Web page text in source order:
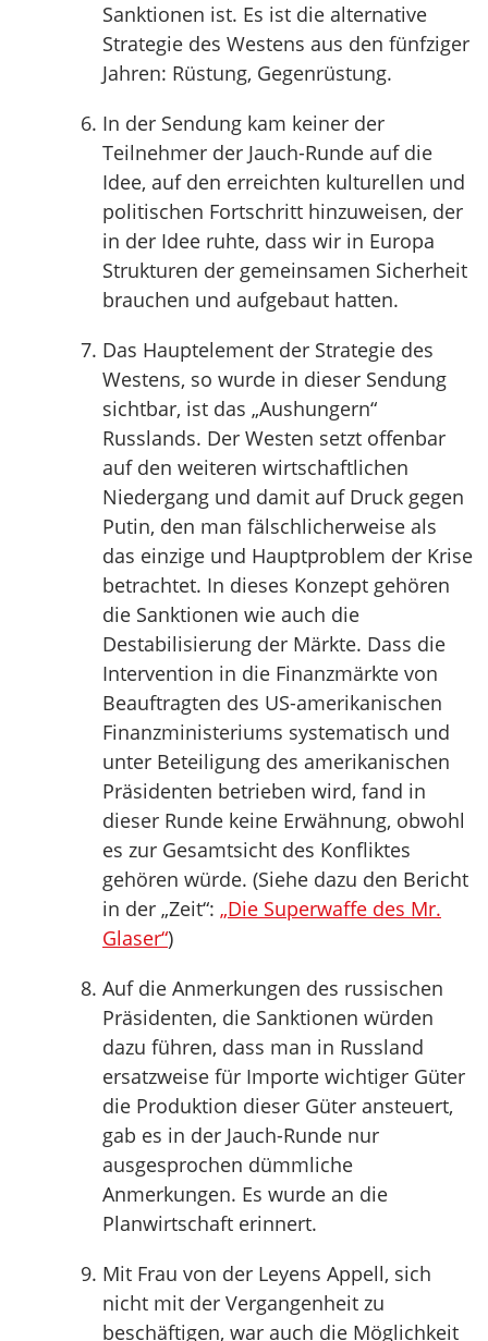
Sanktionen ist. Es ist die alternative
Strategie des Westens aus den fünfziger
Jahren: Rüstung, Gegenrüstung.
In der Sendung kam keiner der
Teilnehmer der Jauch-Runde auf die
Idee, auf den erreichten kulturellen und
politischen Fortschritt hinzuweisen, der
in der Idee ruhte, dass wir in Europa
Strukturen der gemeinsamen Sicherheit
brauchen und aufgebaut hatten.
Das Hauptelement der Strategie des
Westens, so wurde in dieser Sendung
sichtbar, ist das „Aushungern“
Russlands. Der Westen setzt offenbar
auf den weiteren wirtschaftlichen
Niedergang und damit auf Druck gegen
Putin, den man fälschlicherweise als
das einzige und Hauptproblem der Krise
betrachtet. In dieses Konzept gehören
die Sanktionen wie auch die
Destabilisierung der Märkte. Dass die
Intervention in die Finanzmärkte von
Beauftragten des US-amerikanischen
Finanzministeriums systematisch und
unter Beteiligung des amerikanischen
Präsidenten betrieben wird, fand in
dieser Runde keine Erwähnung, obwohl
es zur Gesamtsicht des Konfliktes
gehören würde. (Siehe dazu den Bericht
in der „Zeit“: „Die Superwaffe des Mr.
Glaser“)
Auf die Anmerkungen des russischen
Präsidenten, die Sanktionen würden
dazu führen, dass man in Russland
ersatzweise für Importe wichtiger Güter
die Produktion dieser Güter ansteuert,
gab es in der Jauch-Runde nur
ausgesprochen dümmliche
Anmerkungen. Es wurde an die
Planwirtschaft erinnert.
Mit Frau von der Leyens Appell, sich
nicht mit der Vergangenheit zu
beschäftigen, war auch die Möglichkeit